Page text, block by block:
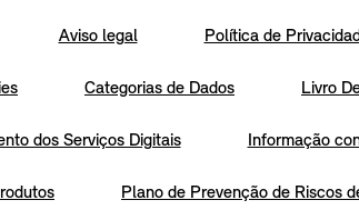
Aviso legal Política de
Categorias de Dados Livro
dos Serviços Digitais Informação
Plano de Prevenção de Riscos